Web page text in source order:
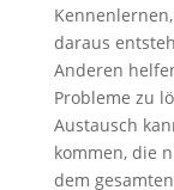
daraus
Anderen
Probleme zu
Austausch
kommen, die
dem